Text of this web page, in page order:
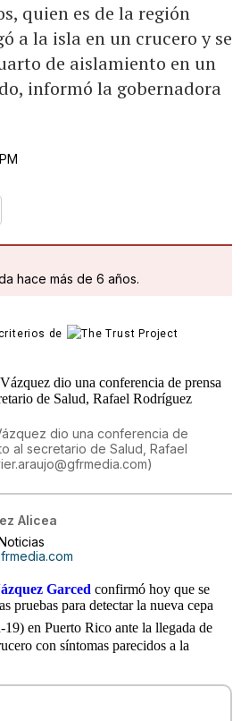
quien es de la región
a la isla en un crucero y se
de aislamiento en un
informó la gobernadora
hace más de 6 años.
de
dio una conferencia de
al secretario de Salud, Rafael
)
Alicea
Garced confirmó hoy que se
pruebas para detectar la nueva cepa
en Puerto Rico ante la llegada de
con síntomas parecidos a la